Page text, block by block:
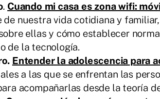
. Cuando mi casa es zona wifi:
nuestra vida cotidiana y
ellas y cómo establecer
de la tecnología.
Entender la adolescencia para
a las que se enfrentan las
acompañarlas desde la teoría